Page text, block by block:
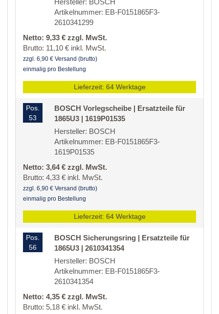
Hersteller: BOSCH
Artikelnummer: EB-F0151865F3-
2610341299
Netto: 9,33 € zzgl. MwSt.
Brutto: 11,10 € inkl. MwSt.
zzgl. 6,90 € Versand (brutto)
einmalig pro Bestellung
Lieferzeit: 64 Werktage
Pos.
53
BOSCH Vorlegscheibe | Ersatzteile für
1865U3 | 1619P01535
Hersteller: BOSCH
Artikelnummer: EB-F0151865F3-
1619P01535
Netto: 3,64 € zzgl. MwSt.
Brutto: 4,33 € inkl. MwSt.
zzgl. 6,90 € Versand (brutto)
einmalig pro Bestellung
Lieferzeit: 64 Werktage
Pos.
56
BOSCH Sicherungsring | Ersatzteile für
1865U3 | 2610341354
Hersteller: BOSCH
Artikelnummer: EB-F0151865F3-
2610341354
Netto: 4,35 € zzgl. MwSt.
Brutto: 5,18 € inkl. MwSt.